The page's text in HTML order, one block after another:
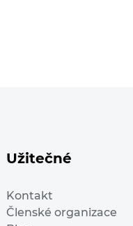
Užitečné
Kontakt
Členské organizace